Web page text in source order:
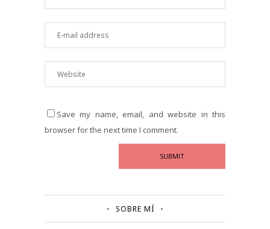
Save my name, email, and website in this
browser for the next time I comment.
SOBRE MÍ